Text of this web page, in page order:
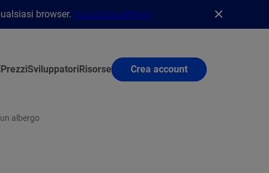
browser. Visualizza dettagli
PrezziSviluppatoriRisorse Crea account
albergo